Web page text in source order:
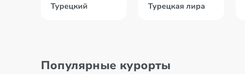
Турецкий Турецкая лира
Популярные курорты